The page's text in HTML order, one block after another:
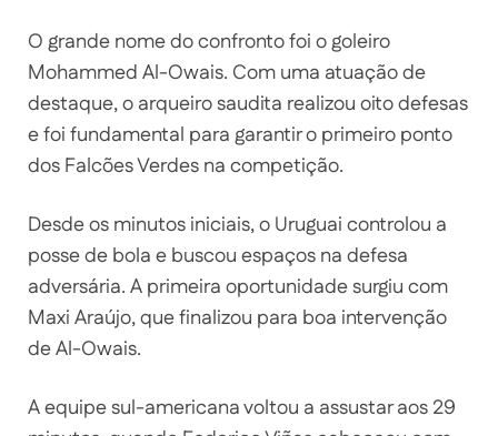
O grande nome do confronto foi o goleiro
Mohammed Al-Owais. Com uma atuação de
destaque, o arqueiro saudita realizou oito defesas
e foi fundamental para garantir o primeiro ponto
dos Falcões Verdes na competição.
Desde os minutos iniciais, o Uruguai controlou a
posse de bola e buscou espaços na defesa
adversária. A primeira oportunidade surgiu com
Maxi Araújo, que finalizou para boa intervenção
de Al-Owais.
A equipe sul-americana voltou a assustar aos 29